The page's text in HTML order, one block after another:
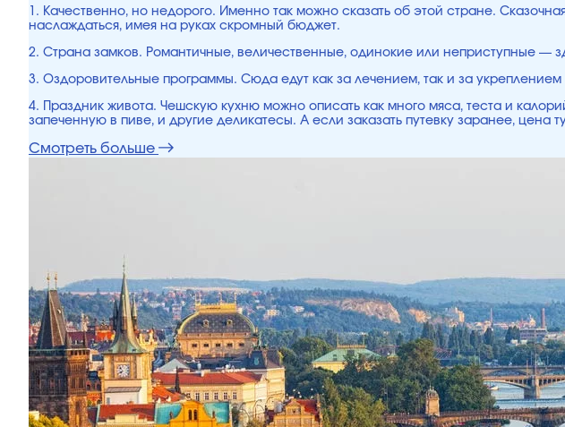
1. Качественно, но недорого. Именно так можно сказать об этой стране.
наслаждаться, имея на руках скромный бюджет.
2. Страна замков. Романтичные, величественные, одинокие или неприступные —
3. Оздоровительные программы. Сюда едут как за лечением, так и за
4. Праздник живота. Чешскую кухню можно описать как много мяса, теста и
запеченную в пиве, и другие деликатесы. А если заказать путевку заранее, цена
Смотреть больше